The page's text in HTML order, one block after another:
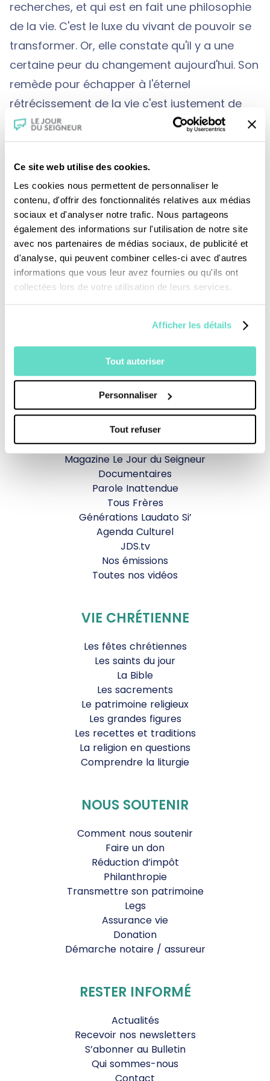
Ce site web utilise des cookies.
Les cookies nous permettent de personnaliser le
contenu, d'offrir des fonctionnalités relatives aux médias
sociaux et d'analyser notre trafic. Nous partageons
également des informations sur l'utilisation de notre site
avec nos partenaires de médias sociaux, de publicité et
d'analyse, qui peuvent combiner celles-ci avec d'autres
informations que vous leur avez fournies ou qu'ils ont
collectées lors de votre utilisation de leurs services.
Afficher les détails
Tout autoriser
Personnaliser
Tout refuser
recherches, et qui est en fait une philosophie
de la vie. C'est le luxe du vivant de pouvoir se
transformer. Or, elle constate qu'il y a une
certaine peur du changement aujourd'hui. Son
remède pour échapper à l'éternel
rétrécissement de la vie c'est justement de
chercher au contact des autres à se
transformer, à s'augmenter. Si l'on peut se
contenter de ce que l'on a, elle recommande
de ne pas se satisfaire de ce que l'on est.
Rechercher chaque jour à être différente, c'est
ce qui la motive au quotidien.
Revoir la messe du 02 août 2026
TOUS NOS PROGRAMMES
La messe
Magazine Le Jour du Seigneur
Documentaires
Parole Inattendue
Tous Frères
Générations Laudato Si’
Agenda Culturel
JDS.tv
Nos émissions
Toutes nos vidéos
VIE CHRÉTIENNE
Les fêtes chrétiennes
Les saints du jour
La Bible
Les sacrements
Le patrimoine religieux
Les grandes figures
Les recettes et traditions
La religion en questions
Comprendre la liturgie
NOUS SOUTENIR
Comment nous soutenir
Faire un don
Réduction d’impôt
Philanthropie
Transmettre son patrimoine
Legs
Assurance vie
Donation
Démarche notaire / assureur
RESTER INFORMÉ
Actualités
Recevoir nos newsletters
S’abonner au Bulletin
Qui sommes-nous